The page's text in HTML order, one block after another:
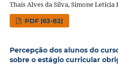
Thaís Alves da Silva, Simone Letícia
PDF |63-82|
Percepção dos alunos do
sobre o estágio curricular